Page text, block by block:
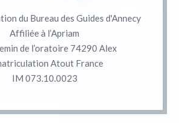
du Bureau des Guides d'Annecy
Affiliée à l’Apriam
de l’oratoire 74290 Alex
Atout France
IM 073.10.0023